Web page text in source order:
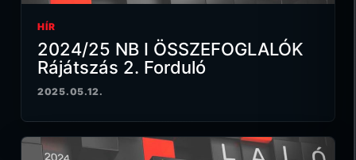
HÍR
2024/25 NB I ÖSSZEFOGLALÓK
Rájátszás 2. Forduló
2025.05.12.